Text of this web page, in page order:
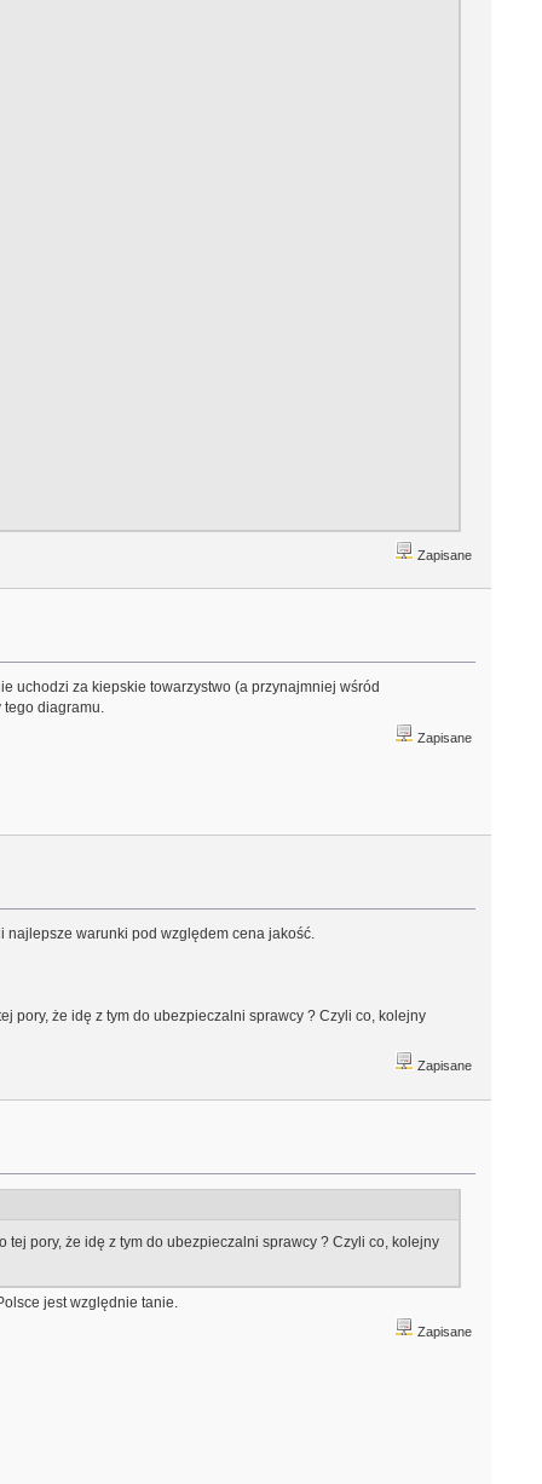
Zapisane
uchodzi za kiepskie towarzystwo (a przynajmniej wśród
tego diagramu.
Zapisane
najlepsze warunki pod względem cena jakość.
pory, że idę z tym do ubezpieczalni sprawcy ? Czyli co, kolejny
Zapisane
tej pory, że idę z tym do ubezpieczalni sprawcy ? Czyli co, kolejny
jest względnie tanie.
Zapisane